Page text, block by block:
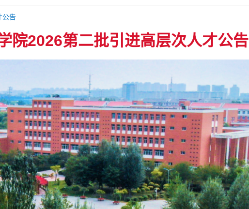
公告
院2026第二批引进高层次人才公告